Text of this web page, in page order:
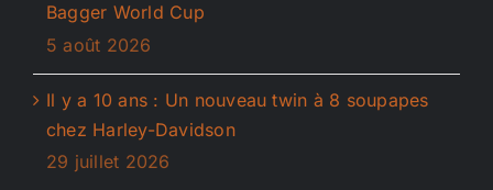
Bagger World Cup
5 août 2026
Il y a 10 ans : Un nouveau twin à 8 soupapes
chez Harley-Davidson
29 juillet 2026